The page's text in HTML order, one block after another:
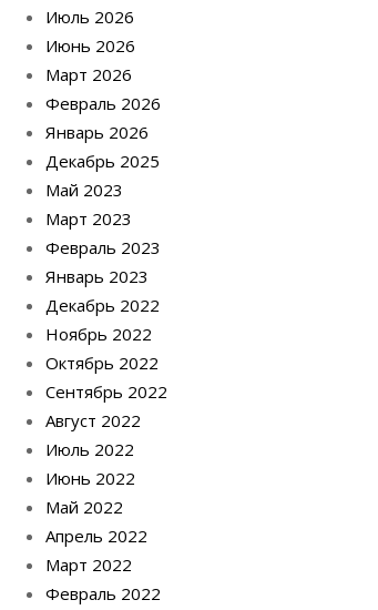
Июль 2026
Июнь 2026
Март 2026
Февраль 2026
Январь 2026
Декабрь 2025
Май 2023
Март 2023
Февраль 2023
Январь 2023
Декабрь 2022
Ноябрь 2022
Октябрь 2022
Сентябрь 2022
Август 2022
Июль 2022
Июнь 2022
Май 2022
Апрель 2022
Март 2022
Февраль 2022